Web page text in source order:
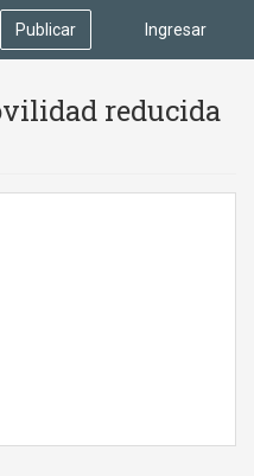
Ingresar
Publicar
reducida